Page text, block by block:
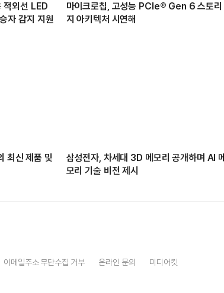
외선 LED
자 감지 지원
마이크로칩, 고성능 PCIe® Gen 6 스토리
지 아키텍처 시연해
최신 제품 및
삼성전자, 차세대 3D 메모리 공개하며 AI 메
모리 기술 비전 제시
이메일주소 무단수집 거부 온라인 문의 미디어킷